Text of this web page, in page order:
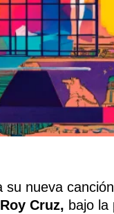
su nueva canción
Roy Cruz, bajo la